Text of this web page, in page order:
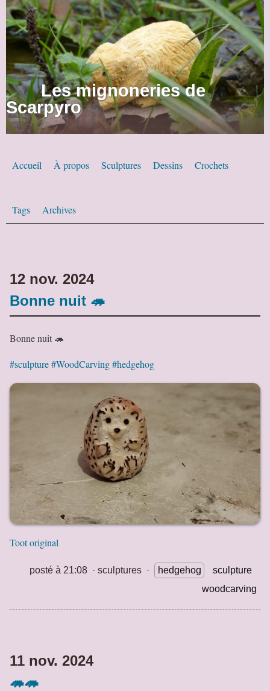
Les mignoneries de
Scarpyro
Accueil À propos Sculptures Dessins Crochets
Tags Archives
12 nov. 2024
Bonne nuit 🦔
Bonne nuit 🦔
#sculpture#WoodCarving#hedgehog
Toot original
posté à 21:08· sculptures· hedgehog
sculpture
woodcarving
11 nov. 2024
🦔🦔